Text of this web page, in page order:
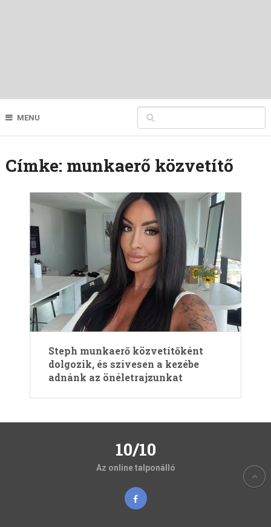
MENU
Címke: munkaerő közvetítő
Steph munkaerő közvetítőként
dolgozik, és szívesen a kezébe
adnánk az önéletrajzunkat
10/10
Az online talponálló